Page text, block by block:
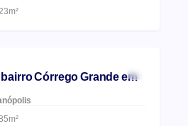
Córrego Grande em